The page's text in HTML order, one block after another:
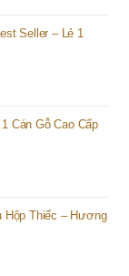
Seller – Lẻ 1
Cán Gỗ Cao Cấp
Hộp Thiếc – Hương